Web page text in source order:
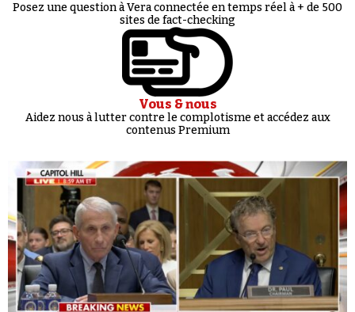
Posez une question à Vera connectée en temps réel à + de 500
sites de fact-checking
Vous & nous
Aidez nous à lutter contre le complotisme et accédez aux
contenus Premium